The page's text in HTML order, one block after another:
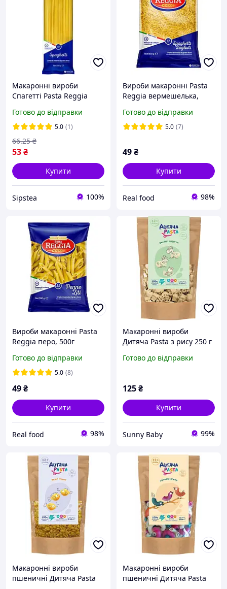
Макаронні вироби
Спагетті Pasta Reggia
Готово до відправки
5.0 (1)
53₴
66.25 ₴
Купити
Sipstea 100%
Вироби макаронні Pasta
Reggia вермешелька,
Готово до відправки
5.0 (7)
49₴
Купити
Real food 98%
Вироби макаронні Pasta
Reggia перо, 500г
Готово до відправки
5.0 (8)
49₴
Купити
Real food 98%
Макаронні вироби
Дитяча Pasta з рису 250 г
Готово до відправки
125₴
Купити
Sunny Baby 99%
Макаронні вироби
пшеничні Дитяча Pasta
Макаронні вироби
пшеничні Дитяча Pasta